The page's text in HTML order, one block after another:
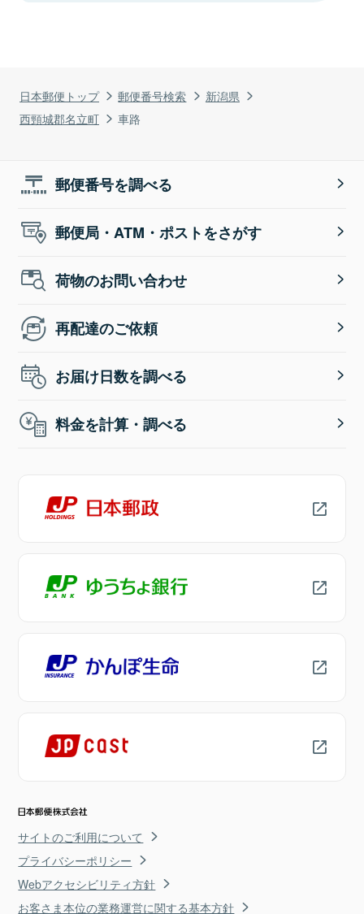
日本郵便トップ 郵便番号検索
新潟県
西頸城郡名立町
車路
郵便番号を調べる
郵便局・ATM・ポストをさがす
荷物のお問い合わせ
再配達のご依頼
お届け日数を調べる
料金を計算・調べる
サイトのご利用について
プライバシーポリシー
Webアクセシビリティ方針
お客さま本位の業務運営に関する基本方針